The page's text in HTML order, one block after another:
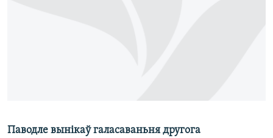
Паводле вынікаў галасаваньня другога